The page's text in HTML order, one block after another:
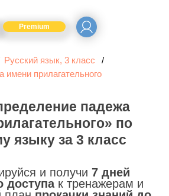
Premium
Русский язык, 3 класс
прилагательного
падежа
по
языку за 3 класс
и получи 7 дней
доступак тренажерам и